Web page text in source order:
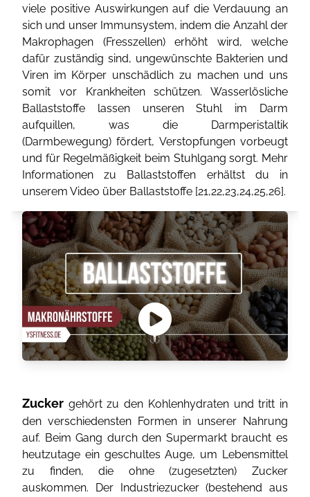
viele positive Auswirkungen auf die Verdauung an
sich und unser Immunsystem, indem die Anzahl der
Makrophagen (Fresszellen) erhöht wird, welche
dafür zuständig sind, ungewünschte Bakterien und
Viren im Körper unschädlich zu machen und uns
somit vor Krankheiten schützen. Wasserlösliche
Ballaststoffe lassen unseren Stuhl im Darm
aufquillen, was die Darmperistaltik
(Darmbewegung) fördert, Verstopfungen vorbeugt
und für Regelmäßigkeit beim Stuhlgang sorgt. Mehr
Informationen zu Ballaststoffen erhältst du in
unserem Video über Ballaststoffe [21,22,23,24,25,26].
Zucker gehört zu den Kohlenhydraten und tritt in
den verschiedensten Formen in unserer Nahrung
auf. Beim Gang durch den Supermarkt braucht es
heutzutage ein geschultes Auge, um Lebensmittel
zu finden, die ohne (zugesetzten) Zucker
auskommen. Der Industriezucker (bestehend aus